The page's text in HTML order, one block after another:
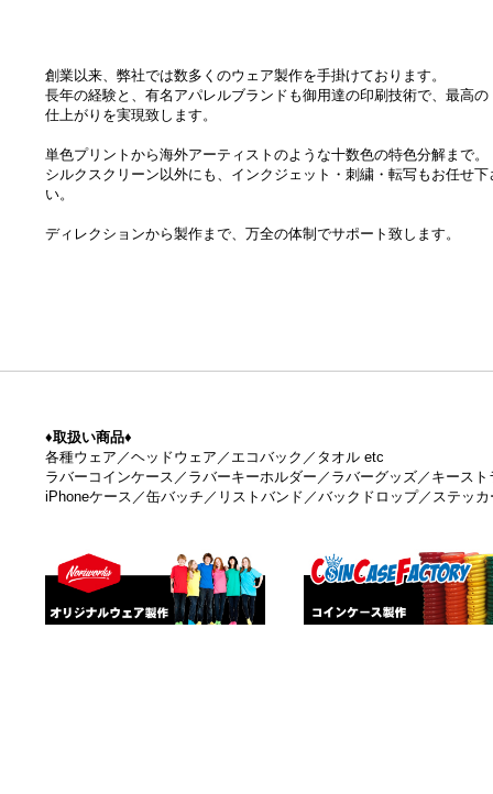
創業以来、弊社では数多くのウェア製作を手掛けております。
長年の経験と、有名アパレルブランドも御用達の印刷技術で、最高の
仕上がりを実現致します。
単色プリントから海外アーティストのような十数色の特色分解まで。
シルクスクリーン以外にも、インクジェット・刺繍・転写もお任せ下
い。
ディレクションから製作まで、万全の体制でサポート致します。
♦取扱い商品♦
各種ウェア／ヘッドウェア／エコバック／タオル etc
ラバーコインケース／ラバーキーホルダー／ラバーグッズ／キース
iPhoneケース／缶バッチ／リストバンド／バックドロップ／ステッ